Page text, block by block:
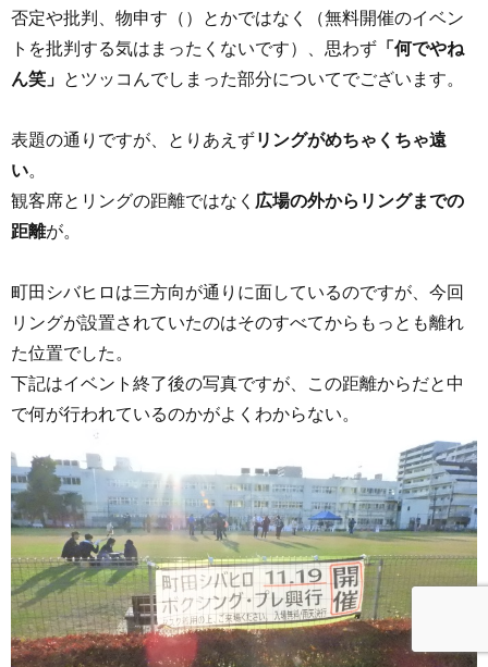
否定や批判、物申す（）とかではなく（無料開催のイベン
トを批判する気はまったくないです）、思わず 「何でやね
ん笑」 とツッコんでしまった部分についてでございます。
表題の通りですが、とりあえずリングがめちゃくちゃ遠
い。
観客席とリングの距離ではなく 広場の外からリングまでの
距離が。
町田シバヒロは三方向が通りに面しているのですが、今回
リングが設置されていたのはそのすべてからもっとも離れ
た位置でした。
下記はイベント終了後の写真ですが、この距離からだと中
で何が行われているのかがよくわからない。